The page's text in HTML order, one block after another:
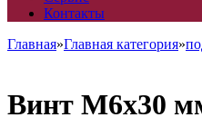
Контакты
Главная»Главная категория»
Винт М6х30